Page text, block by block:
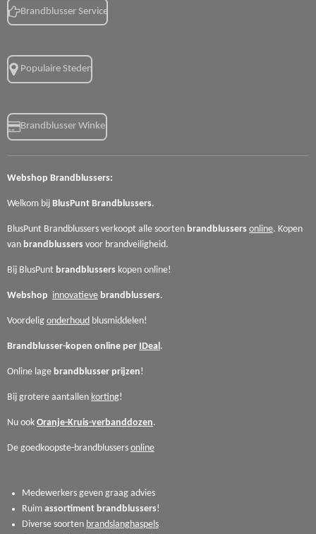
Brandblusser Service
Populaire Steden
Brandblusser Winkel
Webshop Brandblussers:
Welkom bij BlusPunt Brandblussers.
BlusPunt Brandblussers verkoopt alle soorten brandblussers online. Kopen
van brandblussers voor brandveiligheid.
Bij BlusPunt brandblussers kopen online!
Webshop innovatieve brandblussers.
Voordelig onderhoud blusmiddelen!
Brandblusser-kopen online per IDeal.
Online lage brandblusser prijzen!
Bij grotere aantallen korting!
Nu ook Oranje-Kruis-verbanddozen.
De goedkoopste-brandblussers online
Medewerkers geven graag advies
Ruim assortiment brandblussers!
Diverse soorten brandslanghaspels